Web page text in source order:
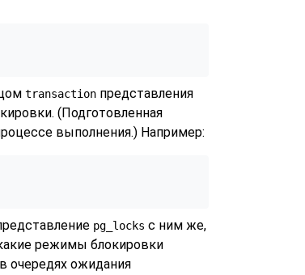
transaction представления
(Подготовленная
выполнения.) Например:
pg_locks с ним же,
режимы блокировки
очередях ожидания